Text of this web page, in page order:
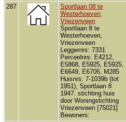
287
Sportlaan 08 te
Westerhoeven,
Vriezenveen
Sportlaan 8 te
Westerhoeven,
Vriezenveen
Leggernrs: 7331
Perceelnrs: E4212,
E5868, E5925, E5925,
E6649, E6705, M285
Huisnrs: 7-1039b (tot
1951), Sportlaan 8
1947: stichting huis
door Woningstichting
Vriezenveen [75021]
Bewoners: